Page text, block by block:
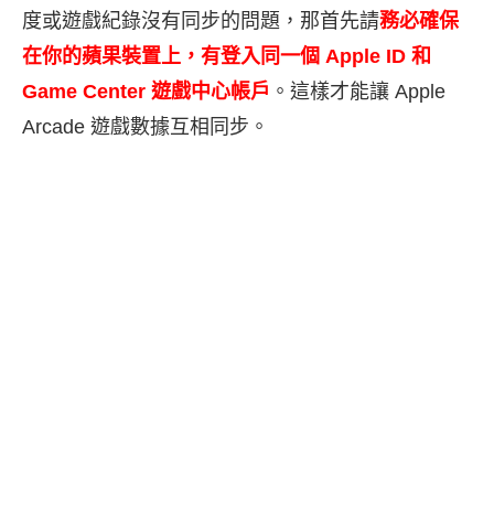
度或遊戲紀錄沒有同步的問題，那首先請務必確保
在你的蘋果裝置上，有登入同一個 Apple ID 和
Game Center 遊戲中心帳戶 。這樣才能讓 Apple
Arcade 遊戲數據互相同步。